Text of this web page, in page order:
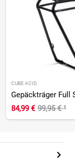
CUBE ACID
84,99 € 99,95 €¹